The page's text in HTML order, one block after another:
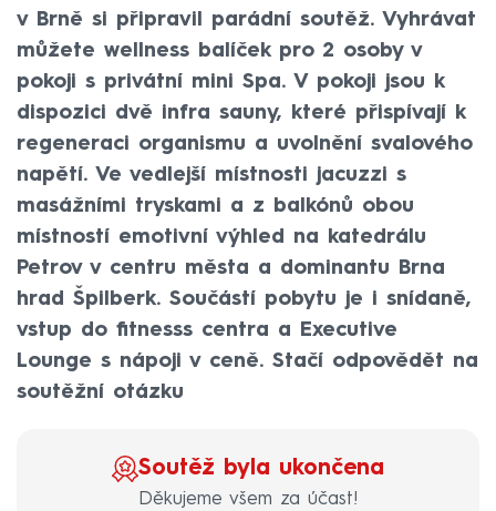
v Brně si připravil parádní soutěž. Vyhrávat
můžete wellness balíček pro 2 osoby v
pokoji s privátní mini Spa. V pokoji jsou k
dispozici dvě infra sauny, které přispívají k
regeneraci organismu a uvolnění svalového
napětí. Ve vedlejší místnosti jacuzzi s
masážními tryskami a z balkónů obou
místností emotivní výhled na katedrálu
Petrov v centru města a dominantu Brna
hrad Špilberk. Součástí pobytu je i snídaně,
vstup do fitnesss centra a Executive
Lounge s nápoji v ceně. Stačí odpovědět na
soutěžní otázku
Soutěž byla ukončena
Děkujeme všem za účast!